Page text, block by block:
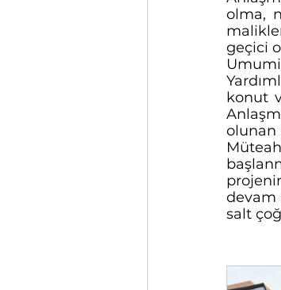
olma,
geçici
konut
olunan
devam
salt